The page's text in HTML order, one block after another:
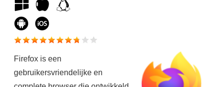
Firefox is een
gebruikersvriendelijke en